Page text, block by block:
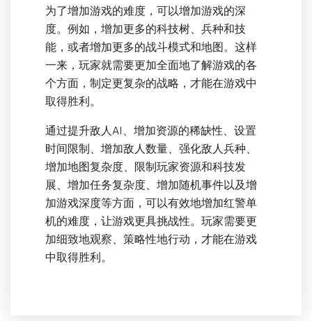
为了增加游戏的难度，可以增加游戏的深
度。例如，增加更多的科技树、兵种和技
能，或者增加更多的战斗模式和地图。这样
一来，玩家就需要更加全面地了解游戏的各
个方面，制定更复杂的战略，才能在游戏中
取得胜利。
通过提升敌人AI、增加资源的稀缺性、设置
时间限制、增加敌人数量、强化敌人兵种、
增加地图复杂度、限制玩家资源和科技发
展、增加任务复杂度、增加随机事件以及增
加游戏深度等方面，可以有效地增加红警单
机的难度，让游戏更具挑战性。玩家需要更
加细致地观察、策略性地行动，才能在游戏
中取得胜利。